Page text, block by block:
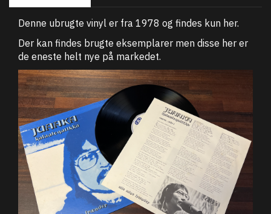
Denne ubrugte vinyl er fra 1978 og findes kun her.
Der kan findes brugte eksemplarer men disse her er
de eneste helt nye på markedet.